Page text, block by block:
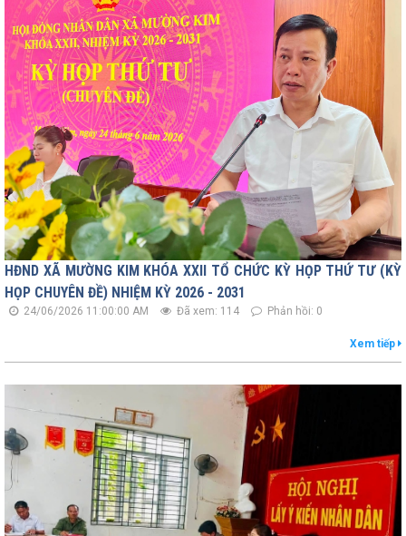
HĐND XÃ MƯỜNG KIM KHÓA XXII TỔ CHỨC KỲ HỌP THỨ TƯ (KỲ
HỌP CHUYÊN ĐỀ) NHIỆM KỲ 2026 - 2031
24/06/2026 11:00:00 AM Đã xem: 114 Phản hồi: 0
Xem tiếp